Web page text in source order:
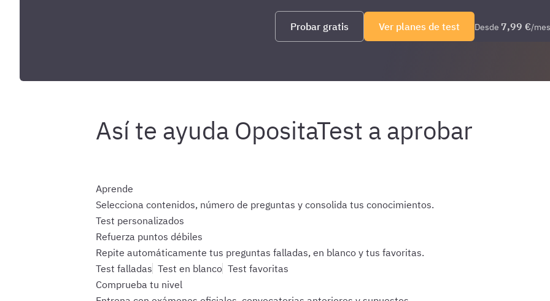
Probar gratis Ver planes de test Desde 7,99 €/mes
Aprende
Selecciona contenidos, número de preguntas y consolida tus conocimientos.
Test personalizados
Refuerza puntos débiles
Repite automáticamente tus preguntas falladas, en blanco y tus favoritas.
Test falladas Test en blanco Test favoritas
Comprueba tu nivel